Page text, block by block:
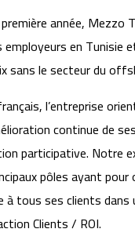
année, Mezzo
en Tunisie
sans le secteur du
l’entreprise
continue de
participative. Notre
pôles ayant
tous ses clients dans
Clients / ROI.